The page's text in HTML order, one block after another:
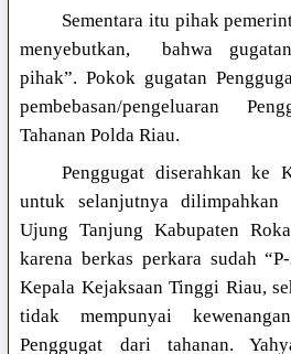
Sementara itu pihak
menyebutkan, bahwa
pihak”. Pokok gugatan
pembebasan/pengeluaran
Tahanan Polda Riau.
Penggugat diserahkan ke
untuk selanjutnya
Ujung Tanjung Kabupaten
karena berkas perkara sudah
Kepala Kejaksaan Tinggi Riau,
tidak mempunyai
Penggugat dari tahanan.